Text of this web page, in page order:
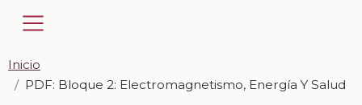
Inicio
PDF: Bloque 2: Electromagnetismo, Energía Y Salud